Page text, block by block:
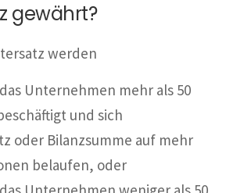
gewährt?
werden
Unternehmen mehr als 50
und sich
oder Bilanzsumme auf mehr
belaufen, oder